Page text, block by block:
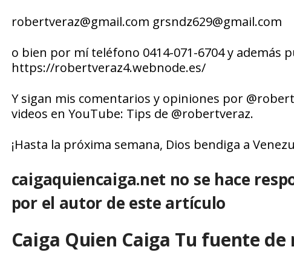
robertveraz@gmail.com grsndz629@gmail.com
o bien por mí teléfono 0414-071-6704 y además
https://robertveraz4.webnode.es/
Y sigan mis comentarios y opiniones por
videos en YouTube: Tips de @robertveraz.
¡Hasta la próxima semana, Dios bendiga a
caigaquiencaiga.net no se hace
por el autor de este artículo
Caiga Quien Caiga Tu fuente de